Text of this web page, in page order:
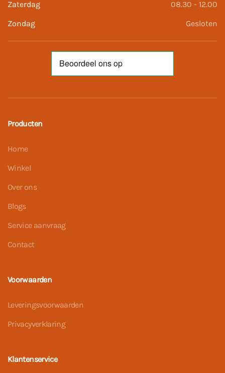
Zaterdag
08.30 - 12.00
Zondag
Gesloten
Producten
Home
Winkel
Over ons
Blogs
Service aanvraag
Contact
Voorwaarden
Leveringsvoorwaarden
Privacyverklaring
Klantenservice